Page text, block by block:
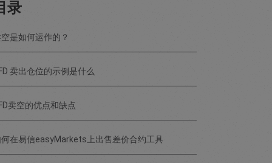
录
是如何运作的？
卖出仓位的示例是什么
卖空的优点和缺点
在易信easyMarkets上出售差价合约工具